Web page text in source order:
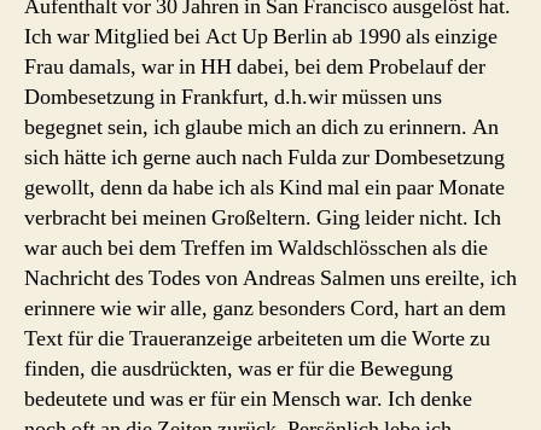
Aufenthalt vor 30 Jahren in San Francisco ausgelöst hat.
Ich war Mitglied bei Act Up Berlin ab 1990 als einzige
Frau damals, war in HH dabei, bei dem Probelauf der
Dombesetzung in Frankfurt, d.h.wir müssen uns
begegnet sein, ich glaube mich an dich zu erinnern. An
sich hätte ich gerne auch nach Fulda zur Dombesetzung
gewollt, denn da habe ich als Kind mal ein paar Monate
verbracht bei meinen Großeltern. Ging leider nicht. Ich
war auch bei dem Treffen im Waldschlösschen als die
Nachricht des Todes von Andreas Salmen uns ereilte, ich
erinnere wie wir alle, ganz besonders Cord, hart an dem
Text für die Traueranzeige arbeiteten um die Worte zu
finden, die ausdrückten, was er für die Bewegung
bedeutete und was er für ein Mensch war. Ich denke